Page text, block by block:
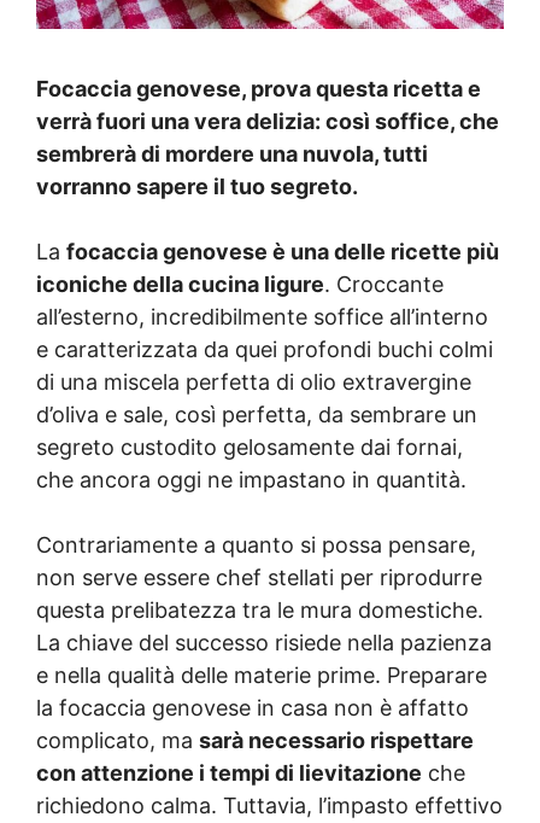
Focaccia genovese, prova questa ricetta e
verrà fuori una vera delizia: così soffice, che
sembrerà di mordere una nuvola, tutti
vorranno sapere il tuo segreto.
La focaccia genovese è una delle ricette più
iconiche della cucina ligure. Croccante
all’esterno, incredibilmente soffice all’interno
e caratterizzata da quei profondi buchi colmi
di una miscela perfetta di olio extravergine
d’oliva e sale, così perfetta, da sembrare un
segreto custodito gelosamente dai fornai,
che ancora oggi ne impastano in quantità.
Contrariamente a quanto si possa pensare,
non serve essere chef stellati per riprodurre
questa prelibatezza tra le mura domestiche.
La chiave del successo risiede nella pazienza
e nella qualità delle materie prime. Preparare
la focaccia genovese in casa non è affatto
complicato, ma sarà necessario rispettare
con attenzione i tempi di lievitazione che
richiedono calma. Tuttavia, l’impasto effettivo